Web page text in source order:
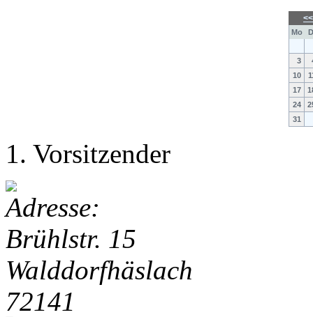
Mo
3
10
17
24
31
1. Vorsitzender
Brühlstr. 15
Walddorfhäslach
72141